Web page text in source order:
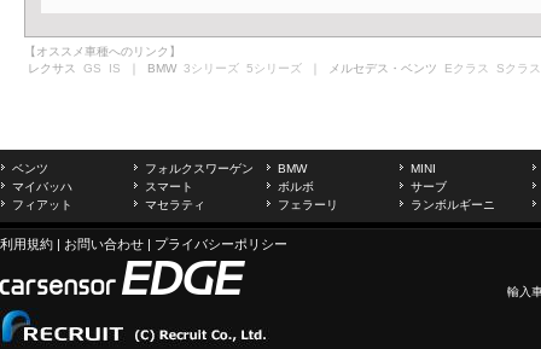
【オススメ車種へのリンク】
レクサス GS IS ｜ BMW 3シリーズ 5シリーズ ｜ メルセデス・ベンツ Eクラス Sクラス
ベンツ フォルクスワーゲン BMW
MINI
マイバッハ
スマート ボルボ
サーブ
フィアット
マセラティ フェラーリ ランボルギーニ
利用規約 | お問い合わせ | プライバシーポリシー
輸入